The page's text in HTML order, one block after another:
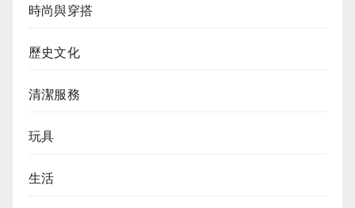
時尚與穿搭
歷史文化
清潔服務
玩具
生活